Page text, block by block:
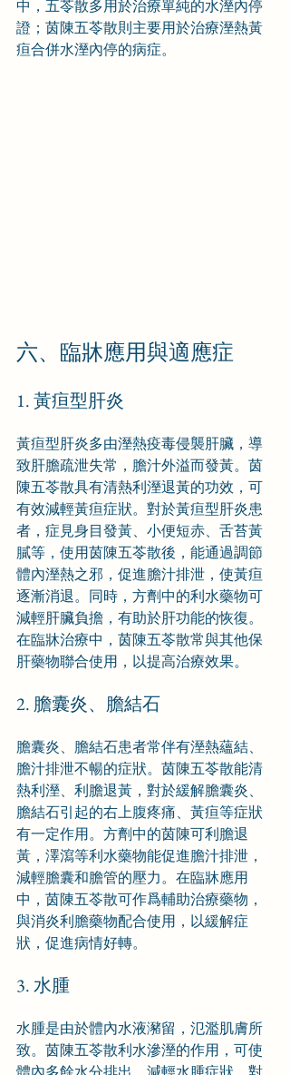
中，五苓散多用於治療單純的水溼內停
證；茵陳五苓散則主要用於治療溼熱黃
疸合併水溼內停的病症。
六、臨牀應用與適應症
1. 黃疸型肝炎
黃疸型肝炎多由溼熱疫毒侵襲肝臟，導
致肝膽疏泄失常，膽汁外溢而發黃。茵
陳五苓散具有清熱利溼退黃的功效，可
有效減輕黃疸症狀。對於黃疸型肝炎患
者，症見身目發黃、小便短赤、舌苔黃
膩等，使用茵陳五苓散後，能通過調節
體內溼熱之邪，促進膽汁排泄，使黃疸
逐漸消退。同時，方劑中的利水藥物可
減輕肝臟負擔，有助於肝功能的恢復。
在臨牀治療中，茵陳五苓散常與其他保
肝藥物聯合使用，以提高治療效果。
2. 膽囊炎、膽結石
膽囊炎、膽結石患者常伴有溼熱蘊結、
膽汁排泄不暢的症狀。茵陳五苓散能清
熱利溼、利膽退黃，對於緩解膽囊炎、
膽結石引起的右上腹疼痛、黃疸等症狀
有一定作用。方劑中的茵陳可利膽退
黃，澤瀉等利水藥物能促進膽汁排泄，
減輕膽囊和膽管的壓力。在臨牀應用
中，茵陳五苓散可作爲輔助治療藥物，
與消炎利膽藥物配合使用，以緩解症
狀，促進病情好轉。
3. 水腫
水腫是由於體內水液瀦留，氾濫肌膚所
致。茵陳五苓散利水滲溼的作用，可使